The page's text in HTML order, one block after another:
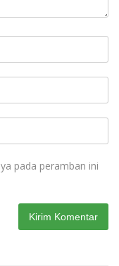
pada peramban ini